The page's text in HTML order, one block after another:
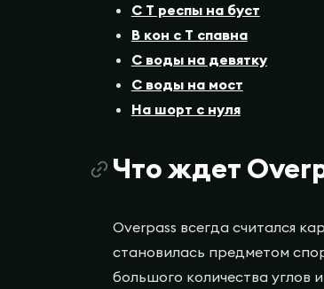
С T респы на буст
В кон с T спавна
С воды на девятку
С воды на мост
На шорт с нуля
Что ждет
Overpass всегда считался
становилась предметом
большого количества углов